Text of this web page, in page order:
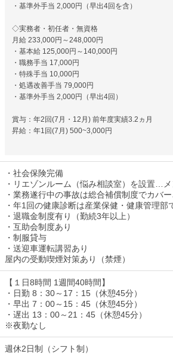
・基準外手当 2,000円（早出4回を含）
◇実務者・初任者・無資格
月給 233,000円～248,000円
・基本給 125,000円～140,000円
・職務手当 17,000円
・特殊手当 10,000円
・処遇改善手当 79,000円
・基準外手当 2,000円（早出4回）
賞与：年2回(7月・12月) 前年度実績3.2ヵ月
昇給：年1回(7月) 500~3,000円
・社会保険完備
・リエゾンルーム（悩み相談室）を設置…
・業務遂行中の事故は総合補償制度でカバ
・年1回の健康診断は産業保健・健康管理部
・退職金制度有り（勤続3年以上）
・互助会制度あり
・制服貸与
・送迎車運転講習あり
屋内の受動喫煙対策あり（禁煙）
【１日8時間 1週間40時間】
・日勤 8：30～17：15（休憩45分）
・早出 7：00～15：45（休憩45分）
・遅出 13：00～21：45（休憩45分）
※夜勤なし
週休2日制（シフト制）